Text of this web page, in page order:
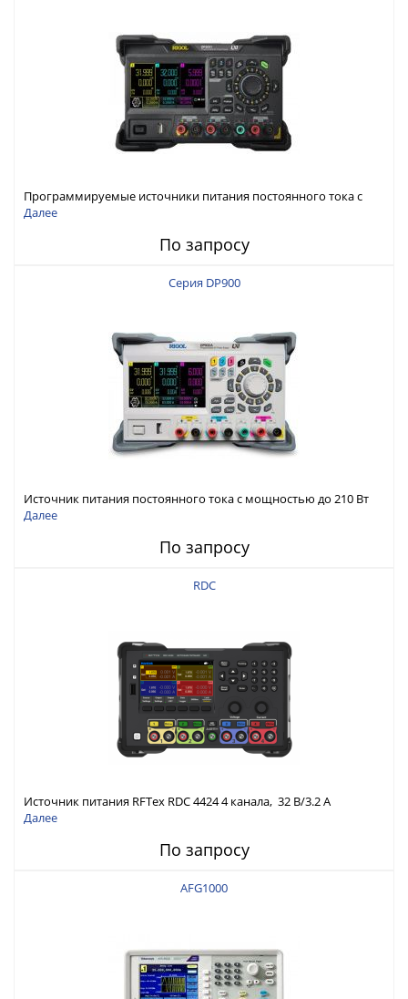
Программируемые источники питания постоянного тока с
мощностью 222 Вт, 3 канала
Далее
По запросу
Серия DP900
Источник питания постоянного тока с мощностью до 210 Вт
Далее
По запросу
RDC
Источник питания RFTex RDC 4424 4 канала, 32 В/3.2 А
Далее
По запросу
AFG1000